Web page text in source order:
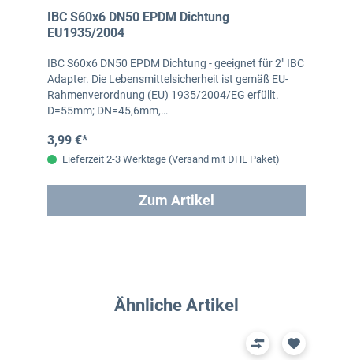
IBC S60x6 DN50 EPDM Dichtung
EU1935/2004
IBC S60x6 DN50 EPDM Dichtung - geeignet für 2" IBC
Adapter. Die Lebensmittelsicherheit ist gemäß EU-
Rahmenverordnung (EU) 1935/2004/EG erfüllt.
D=55mm; DN=45,6mm,…
3,99 €*
Lieferzeit 2-3 Werktage (Versand mit DHL Paket)
Zum Artikel
Produktgalerie überspringen
Ähnliche Artikel